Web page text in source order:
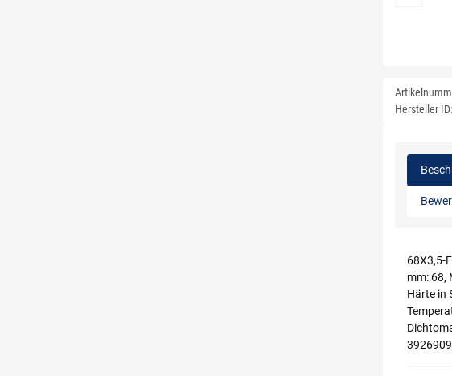
Hersteller ID:
68X3,5-
mm: 68,
Härte in